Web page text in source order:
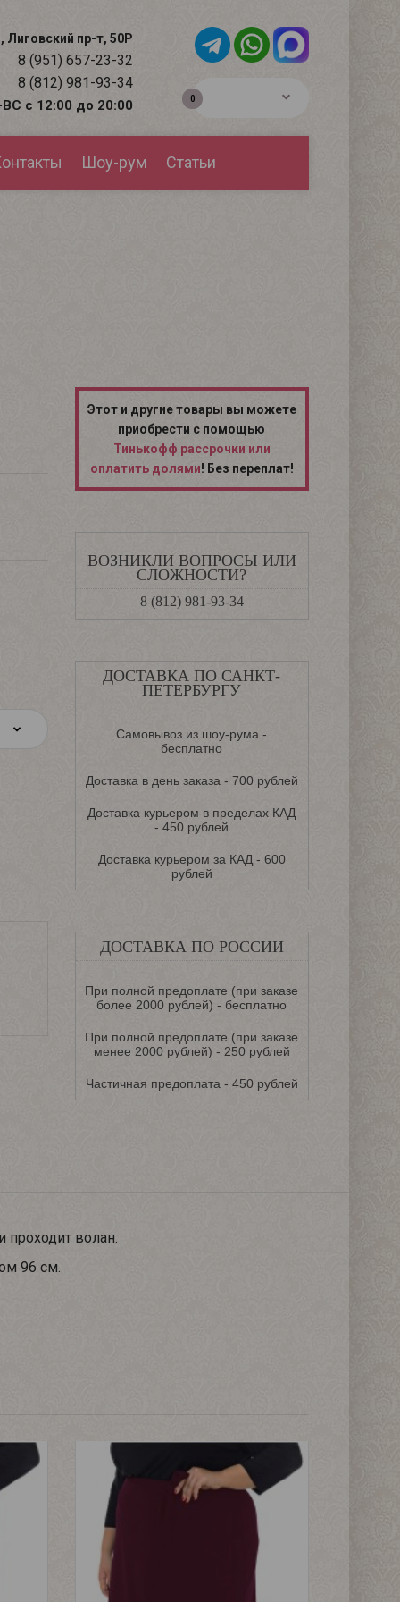
Лиговский пр-т, 50Р
8 (951) 657-23-32
8 (812) 981-93-34
с 12:00 до 20:00 0
Шоу-рум Статьи
Этот и другие товары вы можете
приобрести с помощью
Тинькофф рассрочки или
оплатить долями! Без переплат!
ВОЗНИКЛИ ВОПРОСЫ ИЛИ
СЛОЖНОСТИ?
8 (812) 981-93-34
ДОСТАВКА ПО САНКТ-
ПЕТЕРБУРГУ
Самовывоз из шоу-рума -
бесплатно
Доставка в день заказа - 700 рублей
Доставка курьером в пределах КАД
- 450 рублей
Доставка курьером за КАД - 600
рублей
ДОСТАВКА ПО РОССИИ
При полной предоплате (при заказе
более 2000 рублей) - бесплатно
При полной предоплате (при заказе
менее 2000 рублей) - 250 рублей
Частичная предоплата - 450 рублей
волан.
96 см.